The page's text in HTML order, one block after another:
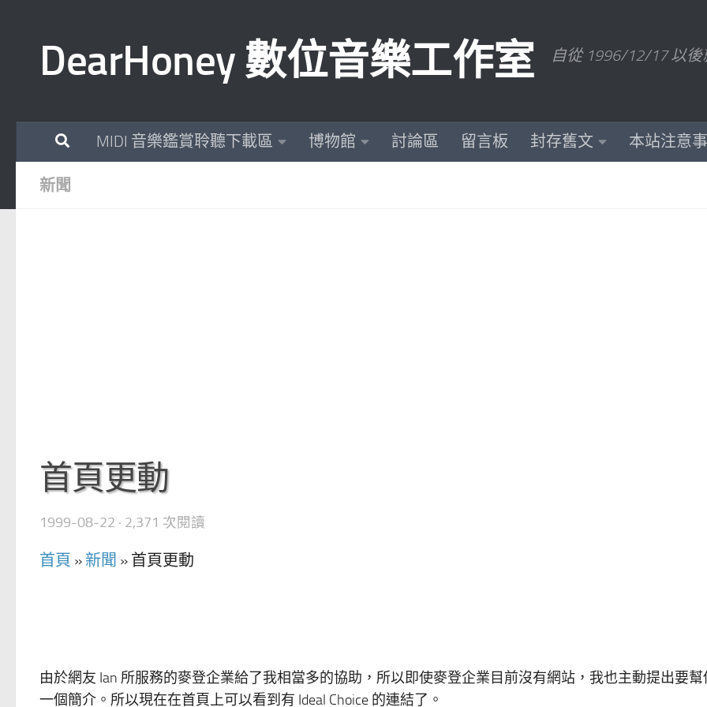
DearHoney 數位音樂工作室 自從 1996/12/17 以
MIDI 音樂鑑賞聆聽下載區 博物館 討論區 留言板 封存舊文 本站注意
新聞
首頁更動
1999-08-22 · 2,371 次閱讀
首頁 » 新聞 » 首頁更動
由於網友 Ian 所服務的麥登企業給了我相當多的協助，所以即使麥登企業目前沒有網站，我也主動提出要
一個簡介。所以現在在首頁上可以看到有 Ideal Choice 的連結了。